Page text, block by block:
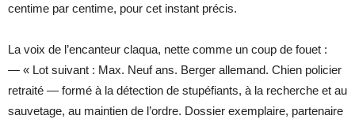
centime par centime, pour cet instant précis.
La voix de l’encanteur claqua, nette comme un coup de fouet :
— « Lot suivant : Max. Neuf ans. Berger allemand. Chien policier
retraité — formé à la détection de stupéfiants, à la recherche et au
sauvetage, au maintien de l’ordre. Dossier exemplaire, partenaire